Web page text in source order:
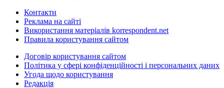
Контакти
Реклама на сайті
Використання матеріалів korrespondent.net
Правила користування сайтом
Договір користування сайтом
Політика у сфері конфіденційності і персональних даних
Угода щодо користування
Редакція